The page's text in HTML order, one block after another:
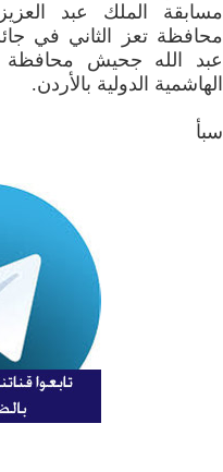
مسابقة الملك عبد
محافظة تعز الثاني في
عبد الله جحيش محافظة
الهاشمية الدولية بالأردن.
سبأ